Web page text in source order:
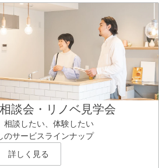
談会・リノベ見学会
相談したい、体験したい
のサービスラインナップ
詳しく見る